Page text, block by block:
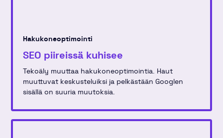
Hakukoneoptimointi
SEO piireissä kuhisee
Tekoäly muuttaa hakukoneoptimointia. Haut
muuttuvat keskusteluiksi ja pelkästään Googlen
sisällä on suuria muutoksia.